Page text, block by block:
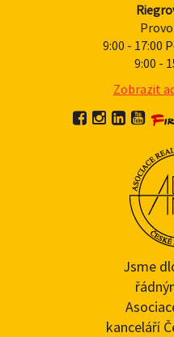
9:00 - 17:00
9:00 -
Zobrazit
Jsme
kanceláří